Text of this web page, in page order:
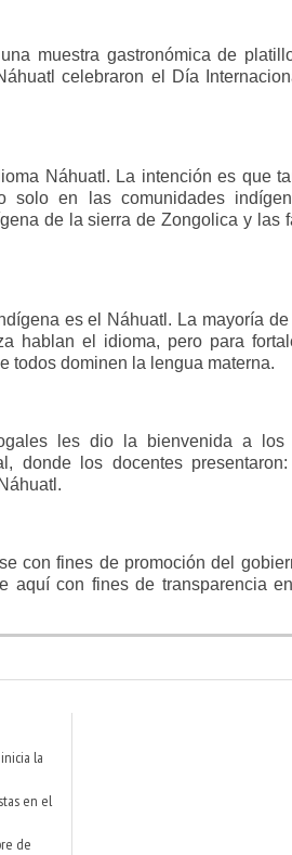
muestra gastronómica de
celebraron el Día
Náhuatl. La intención es que
en las comunidades
de la sierra de Zongolica y las
es el Náhuatl. La mayoría
hablan el idioma, pero para
todos dominen la lengua materna.
les dio la bienvenida a los
donde los docentes
con fines de promoción del
aquí con fines de transparencia
la
en el
de